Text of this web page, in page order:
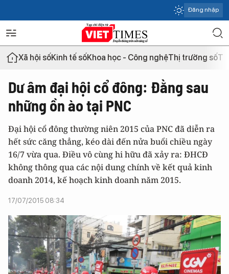
Đăng nhập
Xã hội sốKinh tế sốKhoa học - Công nghệThị trường số
Dư âm đại hội cổ đông: Đằng sau
những ồn ào tại PNC
Đại hội cổ đông thường niên 2015 của PNC đã diễn ra
hết sức căng thẳng, kéo dài đến nửa buổi chiều ngày
16/7 vừa qua. Điều vô cùng hi hữu đã xảy ra: ĐHCĐ
không thông qua các nội dung chính về kết quả kinh
doanh 2014, kế hoạch kinh doanh năm 2015.
17/07/2015 08:34